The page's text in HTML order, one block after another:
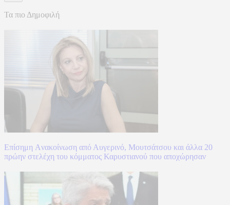
Τα πιο Δημοφιλή
Επίσημη Aνακοίνωση από Αυγερινό, Μουτσάτσου και άλλα 20
πρώην στελέχη του κόμματος Καρυστιανού που αποχώρησαν